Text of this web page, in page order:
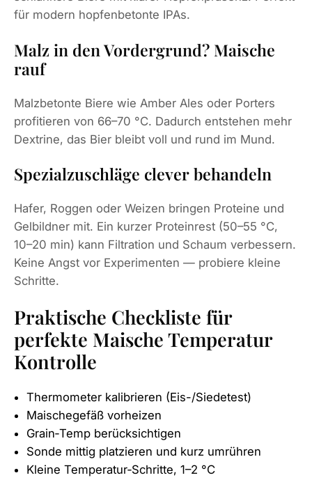
für modern hopfenbetonte IPAs.
Malz in den Vordergrund? Maische
rauf
Malzbetonte Biere wie Amber Ales oder Porters
profitieren von 66–70 °C. Dadurch entstehen mehr
Dextrine, das Bier bleibt voll und rund im Mund.
Spezialzuschläge clever behandeln
Hafer, Roggen oder Weizen bringen Proteine und
Gelbildner mit. Ein kurzer Proteinrest (50–55 °C,
10–20 min) kann Filtration und Schaum verbessern.
Keine Angst vor Experimenten — probiere kleine
Schritte.
Praktische Checkliste für
perfekte Maische Temperatur
Kontrolle
Thermometer kalibrieren (Eis-/Siedetest)
Maischegefäß vorheizen
Grain‑Temp berücksichtigen
Sonde mittig platzieren und kurz umrühren
Kleine Temperatur‑Schritte, 1–2 °C